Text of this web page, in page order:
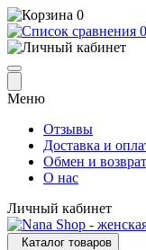
0
0
Меню
Отзывы
Доставка и
Обмен и возврат
О нас
Личный кабинет
Каталог товаров